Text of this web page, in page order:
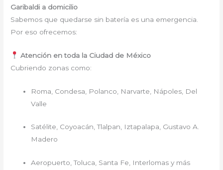
Garibaldi a domicilio
Sabemos que quedarse sin batería es una emergencia.
Por eso ofrecemos:
Atención en toda la Ciudad de México
Cubriendo zonas como:
Roma, Condesa, Polanco, Narvarte, Nápoles, Del
Valle
Satélite, Coyoacán, Tlalpan, Iztapalapa, Gustavo A.
Madero
Aeropuerto, Toluca, Santa Fe, Interlomas y más